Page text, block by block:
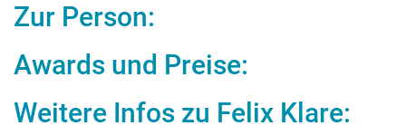
Zur Person:
Awards und Preise:
Weitere Infos zu Felix Klare: